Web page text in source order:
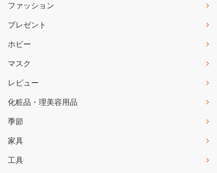
ファッション
プレゼント
ホビー
マスク
レビュー
化粧品・理美容用品
季節
家具
工具